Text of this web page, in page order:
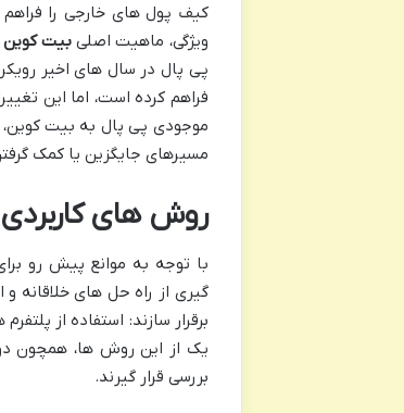
کیف پول های خارجی را فراهم
ویژگی، ماهیت اصلی بیت کوین
پی پال در سال های اخیر
فراهم کرده است، اما این
موجودی پی پال به بیت کوین،
مسیرهای جایگزین یا کمک
روش های
با توجه به موانع پیش رو
گیری از راه حل های خلاقانه
یک از این روش ها، همچون
بررسی قرار گیرند.